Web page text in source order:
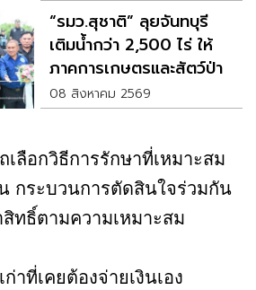
“รมว.สุชาติ” ลุยจันทบุรี
เติมน้ำกว่า 2,500 ไร่ ให้
ภาคการเกษตรและสัตว์ป่า
08 สิงหาคม 2569
เลือกวิธีการรักษาที่เหมาะสม
กระบวนการตัดสินใจร่วมกัน
ทธิ์ตามความเหมาะสม
าที่เคยต้องจ่ายเงินเอง